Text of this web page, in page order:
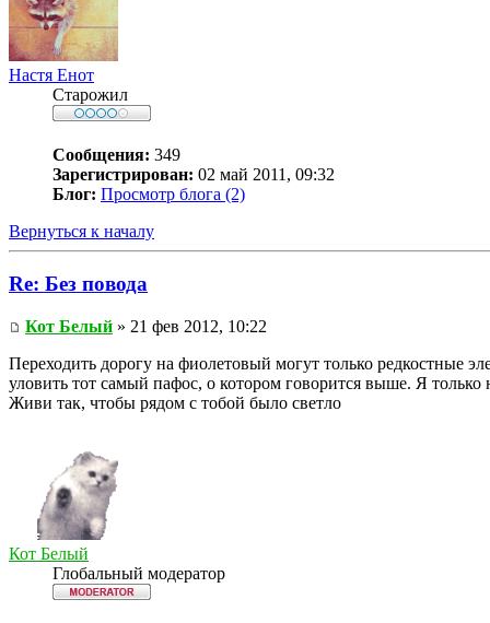
Настя Енот
Старожил
Сообщения: 349
Зарегистрирован: 02 май 2011, 09:32
Блог: Просмотр блога (2)
Вернуться к началу
Re: Без повода
Кот Белый » 21 фев 2012, 10:22
Переходить дорогу на фиолетовый могут только редкостные
уловить тот самый пафос, о котором говорится выше. Я
Живи так, чтобы рядом с тобой было светло
Кот Белый
Глобальный модератор